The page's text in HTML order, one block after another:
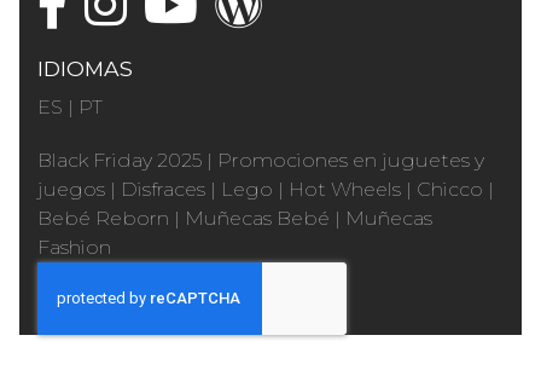
IDIOMAS
ES | PT
Black Friday 2025 | Promociones en juguetes y
juegos | Disfraces | Lego | Hot Wheels | Chicco |
Bebé Reborn | Muñecas Bebé | Muñecas
Fashion